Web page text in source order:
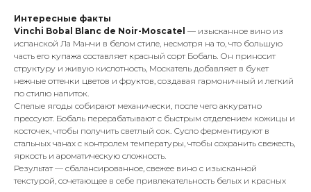
Интересные факты
Vinchi Bobal Blanc de Noir-Moscatel — изысканное вино из
испанской Ла Манчи в белом стиле, несмотря на то, что большую
часть его купажа составляет красный сорт Бобаль. Он приносит
структуру и живую кислотность, Москатель добавляет в букет
нежные оттенки цветов и фруктов, создавая гармоничный и легкий
по стилю напиток.
Спелые ягоды собирают механически, после чего аккуратно
прессуют. Бобаль перерабатывают с быстрым отделением кожицы и
косточек, чтобы получить светлый сок. Сусло ферментируют в
стальных чанах с контролем температуры, чтобы сохранить свежесть,
яркость и ароматическую сложность.
Результат — сбалансированное, свежее вино с изысканной
текстурой, сочетающее в себе привлекательность белых и красных